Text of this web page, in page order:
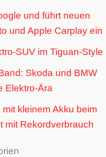
und führt neuen
und Apple Carplay ein
SUV im Tiguan-Style
Skoda und BMW
Elektro-Ära
kleinem Akku beim
mit Rekordverbrauch